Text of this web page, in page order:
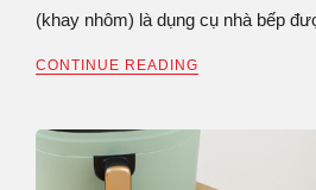
(khay nhôm) là dụng cụ nhà bếp
CONTINUE READING